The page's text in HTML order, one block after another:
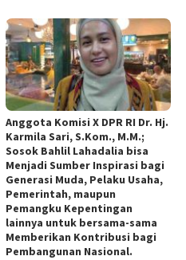
Anggota Komisi X DPR RI Dr. Hj.
Karmila Sari, S.Kom., M.M.;
Sosok Bahlil Lahadalia bisa
Menjadi Sumber Inspirasi bagi
Generasi Muda, Pelaku Usaha,
Pemerintah, maupun
Pemangku Kepentingan
lainnya untuk bersama-sama
Memberikan Kontribusi bagi
Pembangunan Nasional.